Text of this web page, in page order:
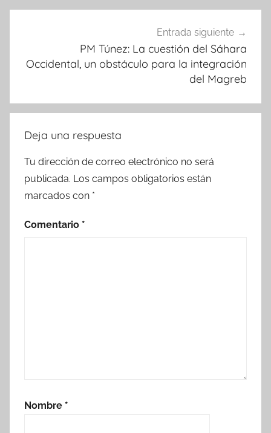
Entrada siguiente
PM Túnez: La cuestión del Sáhara
Occidental, un obstáculo para la integración
del Magreb
Deja una respuesta
Tu dirección de correo electrónico no será
publicada. Los campos obligatorios están
marcados con *
Comentario *
Nombre *